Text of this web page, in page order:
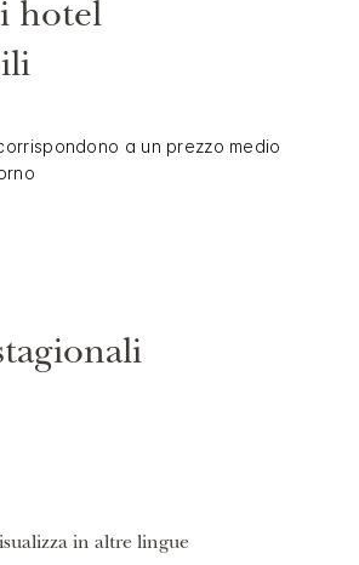
hotel
a un prezzo medio
in altre lingue